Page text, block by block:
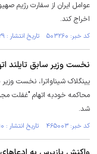
عوامل ایران از سفارت رژیم
اخراج کند.
کد خبر: ۵۰۳۲۶۰ تاریخ انتشار : ۱۳۹۶/۱۰/۲۹
نخست وزیر سابق تایلند
یینگلاک شیناواترا، نخست وزیر
محاکمه خودبه اتهام "غفلت
شد.
کد خبر: ۴۶۵۰۰۳ تاریخ انتشار : ۱۳۹۶/۰۵/۱۰